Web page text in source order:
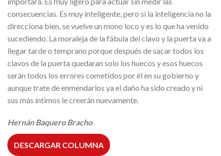
consecuencias. Es muy inteligente, pero si la inteligencia no la
direcciona bien, se vuelve un mono loco y es lo que ha venido
sucediendo. La moraleja de la fábula del clavo y la puerta va a
llegar tarde o temprano porque después de sacar todos los
clavos de la puerta quedaran solo los huecos y esos huecos
serán todos los errores cometidos por él en su gobierno y
aunque trate de enmendarlos ya el daño ha sido creado y ni
sus más íntimos le creerán nuevamente.
Hernán Baquero Bracho
DESCARGAR COLUMNA